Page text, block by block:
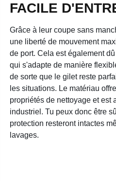
FACILE
Grâce à leur coupe sans
une liberté de mouvement
de port. Cela est également
qui s'adapte de manière
de sorte que le gilet reste
les situations. Le matériau
propriétés de nettoyage et est
industriel. Tu peux donc être
protection resteront intactes
lavages.